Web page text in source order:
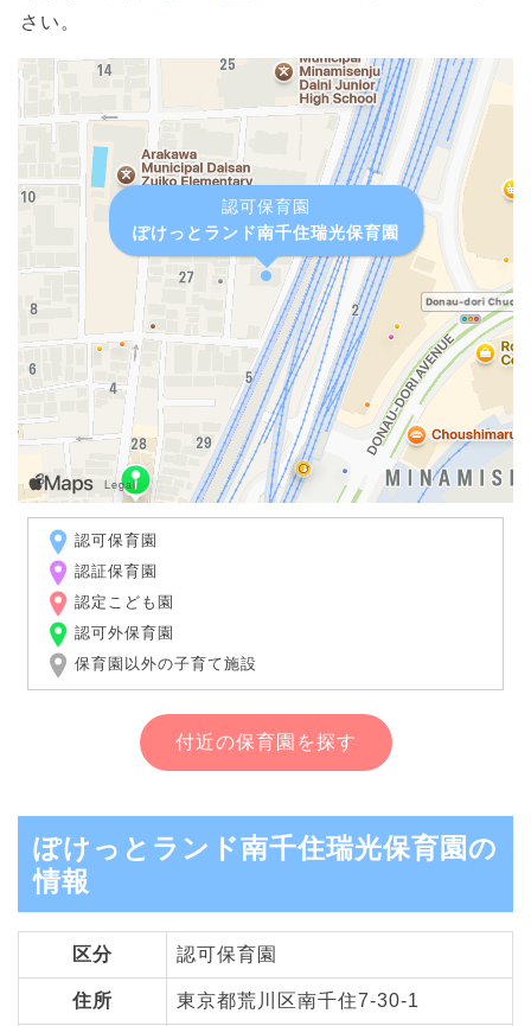
さい。
認可保育園
ぽけっとランド南千住瑞光保育園
認可保育園
認証保育園
認定こども園
認可外保育園
保育園以外の子育て施設
付近の保育園を探す
ぽけっとランド南千住瑞光保育園の
情報
区分 認可保育園
住所 東京都荒川区南千住7-30-1